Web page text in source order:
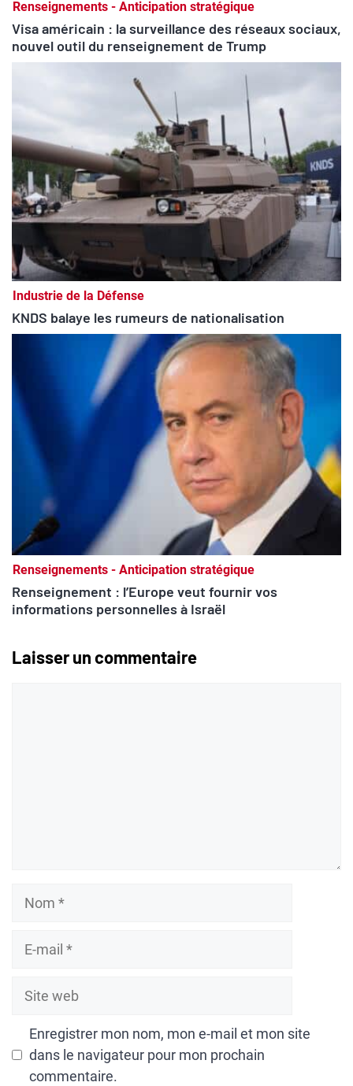
Renseignements - Anticipation stratégique
Visa américain : la surveillance des réseaux sociaux,
nouvel outil du renseignement de Trump
Industrie de la Défense
KNDS balaye les rumeurs de nationalisation
Renseignements - Anticipation stratégique
Renseignement : l’Europe veut fournir vos
informations personnelles à Israël
Laisser un commentaire
Site
Enregistrer mon nom, mon e-mail et mon site
dans le navigateur pour mon prochain
commentaire.